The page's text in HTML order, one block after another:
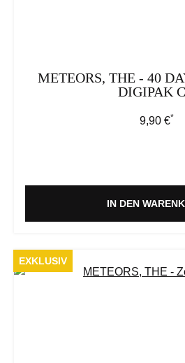
METEORS, THE - 40
DIGIPAK
9,90 €*
IN DEN
EXKLUSIV